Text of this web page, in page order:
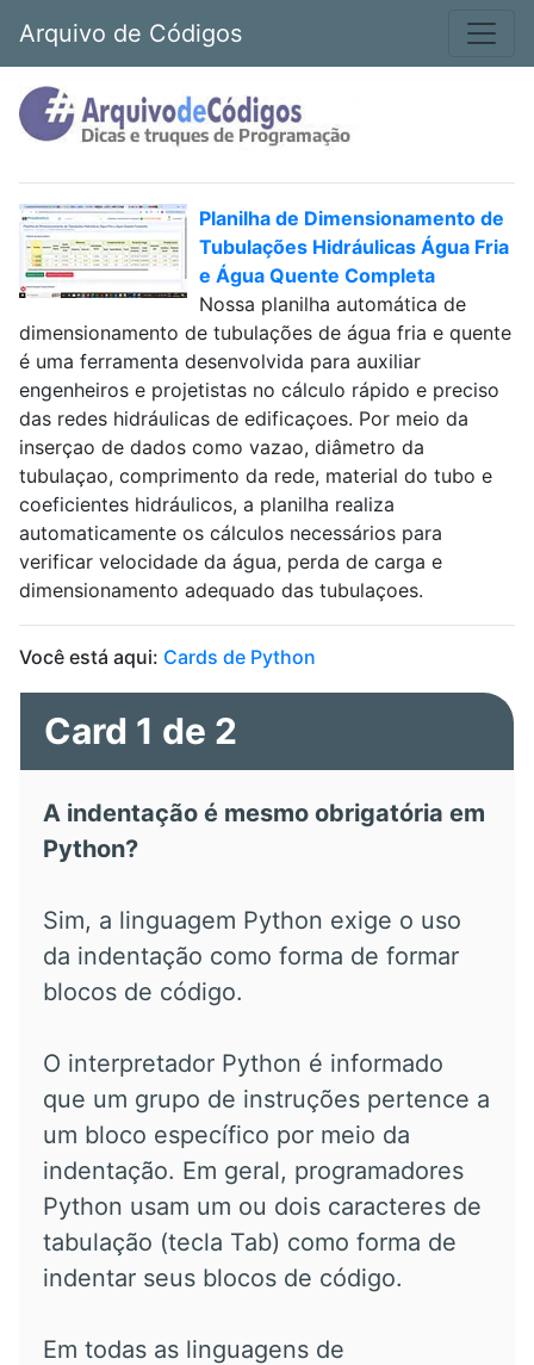
Arquivo de Códigos
Planilha de Dimensionamento de
Tubulações Hidráulicas Água Fria
e Água Quente Completa
Nossa planilha automática de
dimensionamento de tubulações de água fria e quente
é uma ferramenta desenvolvida para auxiliar
engenheiros e projetistas no cálculo rápido e preciso
das redes hidráulicas de edificaçoes. Por meio da
inserçao de dados como vazao, diâmetro da
tubulaçao, comprimento da rede, material do tubo e
coeficientes hidráulicos, a planilha realiza
automaticamente os cálculos necessários para
verificar velocidade da água, perda de carga e
dimensionamento adequado das tubulaçoes.
Você está aqui: Cards de Python
Card 1 de 2
A indentação é mesmo obrigatória em
Python?
Sim, a linguagem Python exige o uso
da indentação como forma de formar
blocos de código.
O interpretador Python é informado
que um grupo de instruções pertence a
um bloco específico por meio da
indentação. Em geral, programadores
Python usam um ou dois caracteres de
tabulação (tecla Tab) como forma de
indentar seus blocos de código.
Em todas as linguagens de